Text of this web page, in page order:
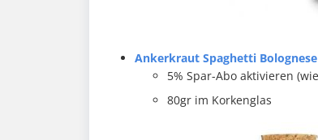
Ankerkraut Spaghetti
5% Spar-Abo aktivieren
80gr im Korkenglas